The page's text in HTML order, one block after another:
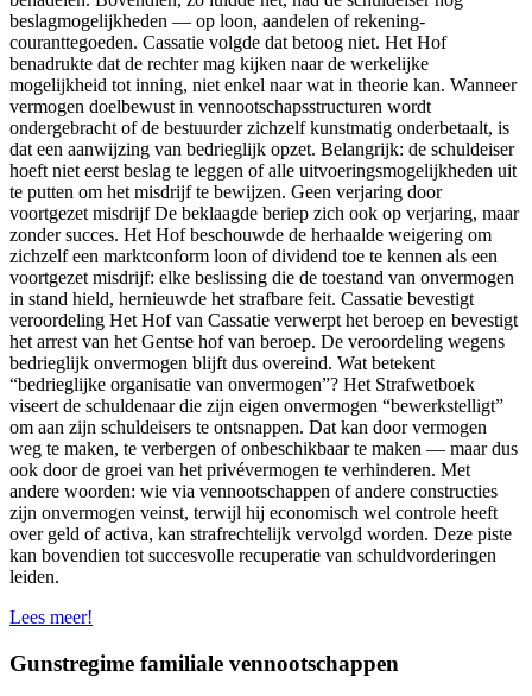
beslagmogelijkheden — op loon, aandelen of rekening-
couranttegoeden. Cassatie volgde dat betoog niet. Het Hof
benadrukte dat de rechter mag kijken naar de werkelijke
mogelijkheid tot inning, niet enkel naar wat in theorie kan. Wanneer
vermogen doelbewust in vennootschapsstructuren wordt
ondergebracht of de bestuurder zichzelf kunstmatig onderbetaalt, is
dat een aanwijzing van bedrieglijk opzet. Belangrijk: de schuldeiser
hoeft niet eerst beslag te leggen of alle uitvoeringsmogelijkheden uit
te putten om het misdrijf te bewijzen. Geen verjaring door
voortgezet misdrijf De beklaagde beriep zich ook op verjaring, maar
zonder succes. Het Hof beschouwde de herhaalde weigering om
zichzelf een marktconform loon of dividend toe te kennen als een
voortgezet misdrijf: elke beslissing die de toestand van onvermogen
in stand hield, hernieuwde het strafbare feit. Cassatie bevestigt
veroordeling Het Hof van Cassatie verwerpt het beroep en bevestigt
het arrest van het Gentse hof van beroep. De veroordeling wegens
bedrieglijk onvermogen blijft dus overeind. Wat betekent
“bedrieglijke organisatie van onvermogen”? Het Strafwetboek
viseert de schuldenaar die zijn eigen onvermogen “bewerkstelligt”
om aan zijn schuldeisers te ontsnappen. Dat kan door vermogen
weg te maken, te verbergen of onbeschikbaar te maken — maar dus
ook door de groei van het privévermogen te verhinderen. Met
andere woorden: wie via vennootschappen of andere constructies
zijn onvermogen veinst, terwijl hij economisch wel controle heeft
over geld of activa, kan strafrechtelijk vervolgd worden. Deze piste
kan bovendien tot succesvolle recuperatie van schuldvorderingen
leiden.
Lees meer!
Gunstregime familiale vennootschappen